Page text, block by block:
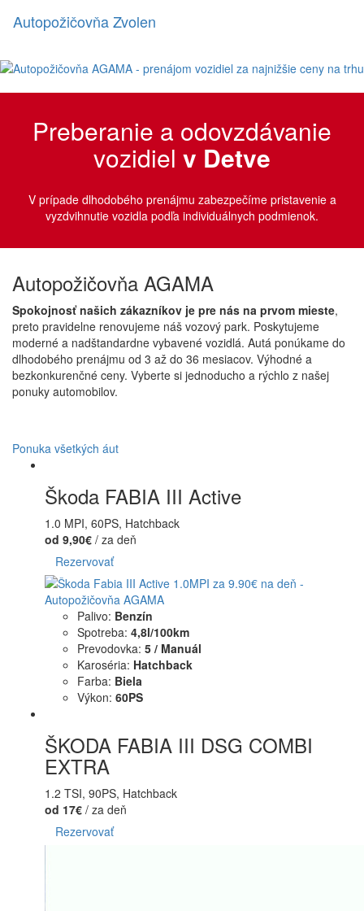
AutopožičovňaZvolen
Preberanie a odovzdávanie
vozidiel v Detve
V prípade dlhodobého prenájmu zabezpečíme pristavenie a
vyzdvihnutie vozidla podľa individuálnych podmienok.
Autopožičovňa AGAMA
Spokojnosť našich zákazníkov je pre nás na prvom mieste,
preto pravidelne renovujeme náš vozový park. Poskytujeme
moderné a nadštandardne vybavené vozidlá. Autá ponúkame do
dlhodobého prenájmu od 3 až do 36 mesiacov. Výhodné a
bezkonkurenčné ceny. Vyberte si jednoducho a rýchlo z našej
ponuky automobilov.
Ponuka všetkých áut
Škoda FABIA III Active
1.0 MPI, 60PS, Hatchback
od 9,90€ / za deň
Rezervovať
Palivo: Benzín
Spotreba: 4,8l/100km
Prevodovka: 5 / Manuál
Karoséria: Hatchback
Farba: Biela
Výkon: 60PS
ŠKODA FABIA III DSG COMBI
EXTRA
1.2 TSI, 90PS, Hatchback
od 17€ / za deň
Rezervovať